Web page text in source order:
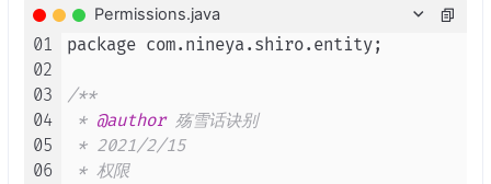
Permissions.java
01
02
03
04
05
06
package com. nineya . shiro. entity;
/**
* @author 殇雪话诀别
* 2021/2/15
* 权限